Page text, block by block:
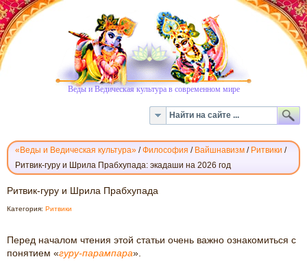
Веды и Ведическая культура в современном мире
«Веды и Ведическая культура» /Философия / Вайшнавизм / Ритвики /
Ритвик-гуру и Шрила Прабхупада: экадаши на 2026 год
РИТВИК-
ГУРУ
ПРАБХУПАДА
Ритвик-гуру и Шрила Прабхупада
Категория: Ритвики
Перед началом чтения этой статьи очень важно ознакомиться с
понятием «гуру-парампара».